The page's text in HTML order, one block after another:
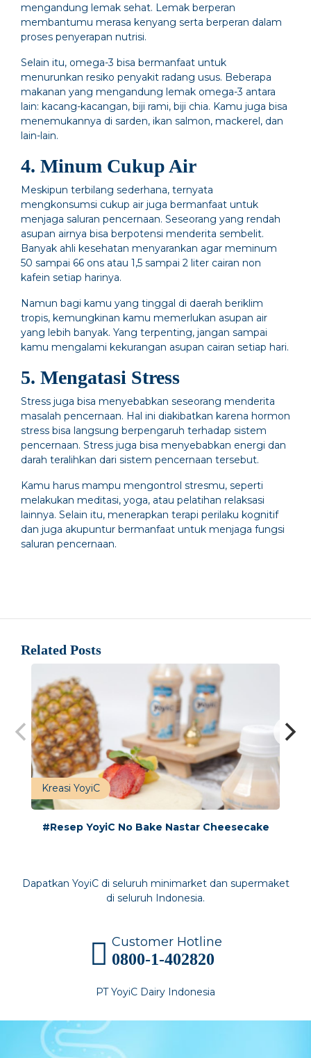
mengandung lemak sehat. Lemak berperan
membantumu merasa kenyang serta berperan dalam
proses penyerapan nutrisi.
Selain itu, omega-3 bisa bermanfaat untuk
menurunkan resiko penyakit radang usus. Beberapa
makanan yang mengandung lemak omega-3 antara
lain: kacang-kacangan, biji rami, biji chia. Kamu juga bisa
menemukannya di sarden, ikan salmon, mackerel, dan
lain-lain.
4. Minum Cukup Air
Meskipun terbilang sederhana, ternyata
mengkonsumsi cukup air juga bermanfaat untuk
menjaga saluran pencernaan. Seseorang yang rendah
asupan airnya bisa berpotensi menderita sembelit.
Banyak ahli kesehatan menyarankan agar meminum
50 sampai 66 ons atau 1,5 sampai 2 liter cairan non
kafein setiap harinya.
Namun bagi kamu yang tinggal di daerah beriklim
tropis, kemungkinan kamu memerlukan asupan air
yang lebih banyak. Yang terpenting, jangan sampai
kamu mengalami kekurangan asupan cairan setiap hari.
5. Mengatasi Stress
Stress juga bisa menyebabkan seseorang menderita
masalah pencernaan. Hal ini diakibatkan karena hormon
stress bisa langsung berpengaruh terhadap sistem
pencernaan. Stress juga bisa menyebabkan energi dan
darah teralihkan dari sistem pencernaan tersebut.
Kamu harus mampu mengontrol stresmu, seperti
melakukan meditasi, yoga, atau pelatihan relaksasi
lainnya. Selain itu, menerapkan terapi perilaku kognitif
dan juga akupuntur bermanfaat untuk menjaga fungsi
saluran pencernaan.
Related Posts
Kreasi YoyiC
#Resep YoyiC No Bake Nastar Cheesecake
Dapatkan YoyiC di seluruh minimarket dan supermaket
di seluruh Indonesia.
Customer Hotline
0800-1-402820
PT YoyiC Dairy Indonesia